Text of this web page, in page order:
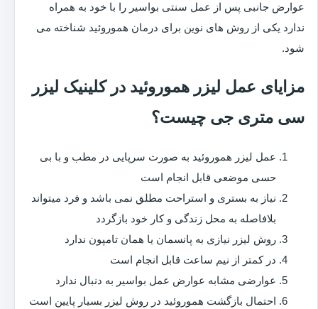
عوارض جانبی پس از عمل سنتی بواسیر را با خود به همراه
ندارد یکی از روش های نوین برای درمان هموروئید شناخته می
شود.
مزایای عمل لیزر هموروئید در کلینیک لیزر
سی متری جی چیست؟
عمل لیزر هموروئید به صورت سرپایی در مطب و با بی
حسی موضعی قابل انجام است
نیاز به بستری و استراحت مطلق نمی باشد و فرد میتواند
بلافاصله به محل زندگی و کار خود بازگردد
روش لیزر نیازی به پانسمان یا همان تامپون ندارد
در کمتر از نیم ساعت قابل انجام است
عوارضی مشابه عوارض عمل بواسیر به دنبال ندارد
احتمال بازگشت هموروئید در روش لیزر بسیار پایین است